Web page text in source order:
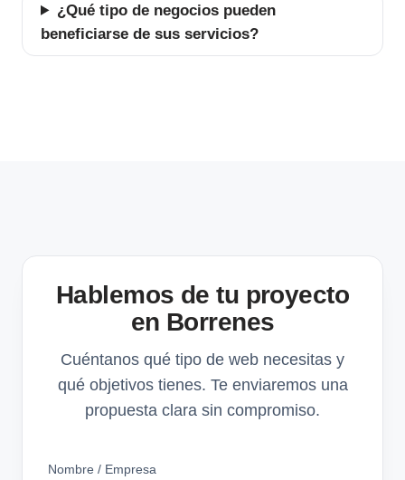
¿Qué tipo de negocios pueden
beneficiarse de sus servicios?
Hablemos de tu proyecto
en Borrenes
Cuéntanos qué tipo de web necesitas y
qué objetivos tienes. Te enviaremos una
propuesta clara sin compromiso.
Nombre / Empresa